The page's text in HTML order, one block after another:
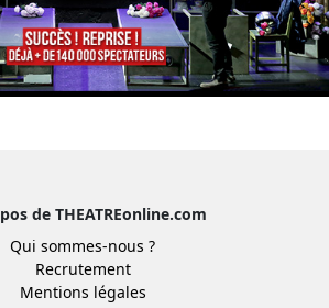
de THEATREonline.com
Qui sommes-nous ?
Recrutement
Mentions légales